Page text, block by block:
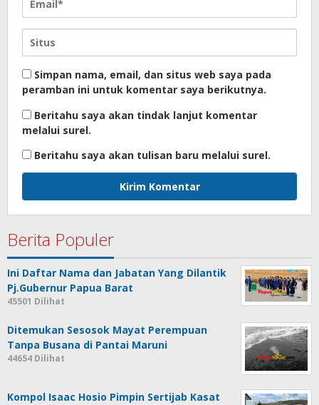
Simpan nama, email, dan situs web saya pada
peramban ini untuk komentar saya berikutnya.
Beritahu saya akan tindak lanjut komentar
melalui surel.
Beritahu saya akan tulisan baru melalui surel.
Berita Populer
Ini Daftar Nama dan Jabatan Yang Dilantik
Pj.Gubernur Papua Barat
45501 Dilihat
Ditemukan Sesosok Mayat Perempuan
Tanpa Busana di Pantai Maruni
44654 Dilihat
Kompol Isaac Hosio Pimpin Sertijab Kasat